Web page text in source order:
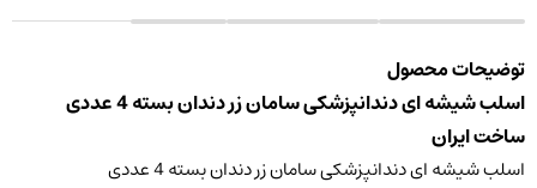
توضیحات محصول
اسلب شیشه ای دندانپزشکی سامان زر دندان بسته 4 عددی
ساخت ایران
اسلب شیشه ای دندانپزشکی سامان زر دندان بسته 4 عددی